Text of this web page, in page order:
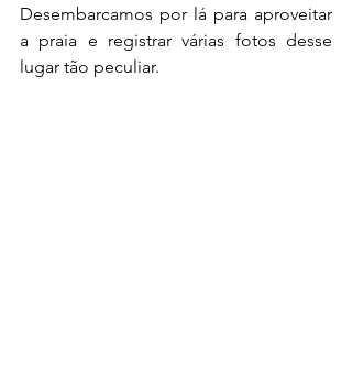
Desembarcamos por lá para aproveitar
a praia e registrar várias fotos desse
lugar tão peculiar.